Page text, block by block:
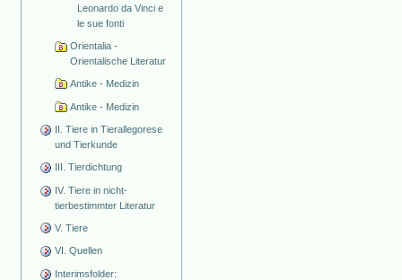
Leonardo da Vinci e
le sue fonti
Orientalia -
Orientalische Literatur
Antike - Medizin
Antike - Medizin
II. Tiere in Tierallegorese
und Tierkunde
III. Tierdichtung
IV. Tiere in nicht-
tierbestimmter Literatur
V. Tiere
VI. Quellen
Interimsfolder: